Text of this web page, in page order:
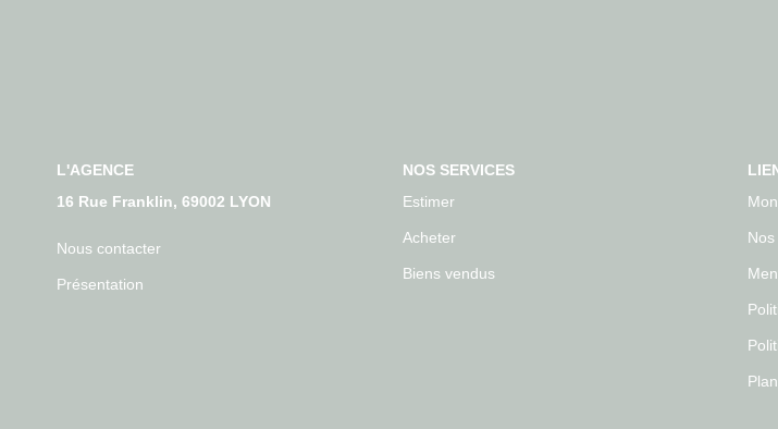
L'AGENCE
16 Rue Franklin, 69002 LYON
Nous contacter
Présentation
NOS SERVICES
Estimer
Acheter
Biens vendus